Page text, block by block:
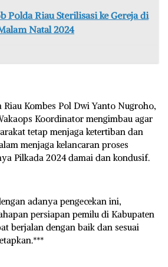
Polda Riau Sterilisasi ke Gereja di
Natal 2024
Kombes Pol Dwi Yanto Nugroho,
Koordinator mengimbau agar
tetap menjaga ketertiban dan
menjaga kelancaran proses
Pilkada 2024 damai dan kondusif.
adanya pengecekan ini,
persiapan pemilu di Kabupaten
berjalan dengan baik dan sesuai